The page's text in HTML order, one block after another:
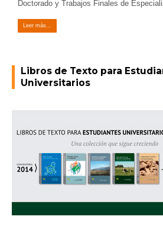
Doctorado y Trabajos Finales de
Leer más...
Libros de Texto para
Universitarios